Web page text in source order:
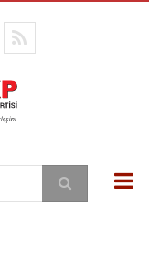
RSS